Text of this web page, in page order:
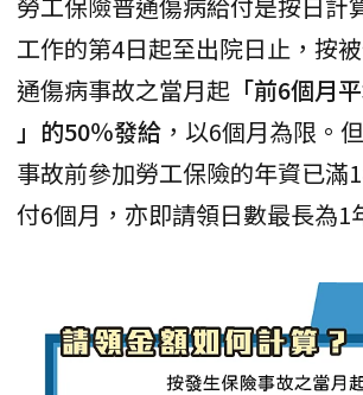
工作的第4日起至出院日止，按
通傷病事故之當月起 「前6個月
」的50％發給 ，以6個月為限。
事故前參加勞工保險的年資已滿
付6個月，亦即請領日數最長為1